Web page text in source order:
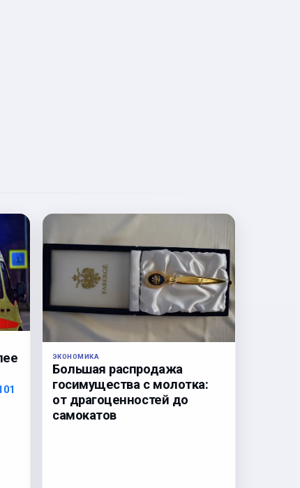
ЭКОНОМИКА
Большая распродажа
госимущества с молотка:
от драгоценностей до
самокатов